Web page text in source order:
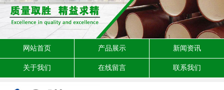
网站首页 产品展示 新闻资讯
关于我们 在线留言 联系我们